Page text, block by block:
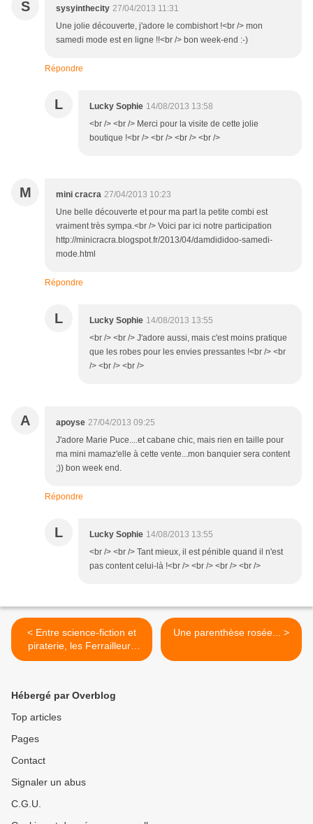
S sysyinthecity 27/04/2013 11:31
Une jolie découverte, j'adore le combishort !<br /> mon
samedi mode est en ligne !!<br /> bon week-end :-)
Répondre
L Lucky Sophie 14/08/2013 13:58
<br /> <br /> Merci pour la visite de cette jolie
boutique !<br /> <br /> <br /> <br />
M mini cracra 27/04/2013 10:23
Une belle découverte et pour ma part la petite combi est
vraiment très sympa.<br /> Voici par ici notre participation
http://minicracra.blogspot.fr/2013/04/damdididoo-samedi-
mode.html
Répondre
L Lucky Sophie 14/08/2013 13:55
<br /> <br /> J'adore aussi, mais c'est moins pratique
que les robes pour les envies pressantes !<br /> <br
/> <br /> <br />
A apoyse 27/04/2013 09:25
J'adore Marie Puce....et cabane chic, mais rien en taille pour
ma mini mamaz'elle à cette vente...mon banquier sera content
;)) bon week end.
Répondre
L Lucky Sophie 14/08/2013 13:55
<br /> <br /> Tant mieux, il est pénible quand il n'est
pas content celui-là !<br /> <br /> <br /> <br />
< Entre science-fiction et
piraterie, les Ferrailleurs
des Mers
Une parenthèse rosée... >
Hébergé par Overblog
Top articles
Pages
Contact
Signaler un abus
C.G.U.